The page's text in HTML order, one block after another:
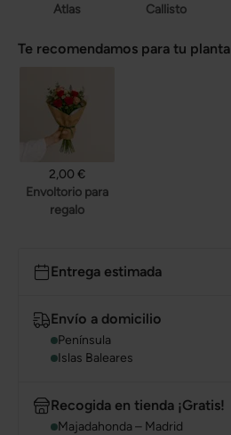
Atlas
Callisto
Te recomendamos para tu planta
2,00 €
Envoltorio para
regalo
Entrega estimada
Envío a domicilio
Península
Islas Baleares
Recogida en tienda ¡Gratis!
Majadahonda – Madrid